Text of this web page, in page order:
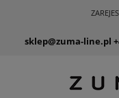
sklep@zuma-line.pl